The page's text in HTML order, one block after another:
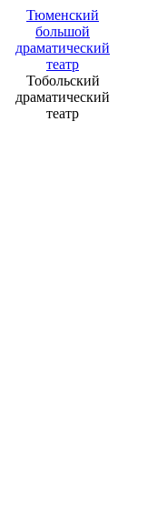
Тюменский
большой
драматический
театр
Тобольский
драматический
театр